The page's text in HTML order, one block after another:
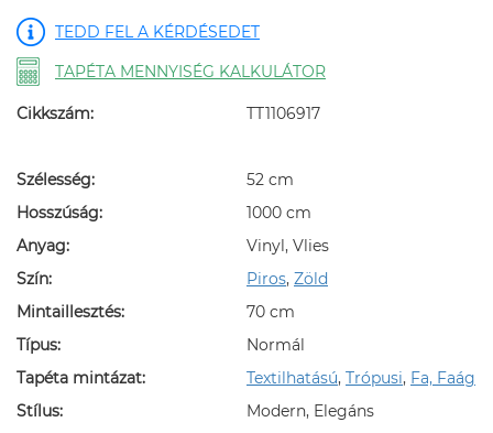
TEDD FEL A KÉRDÉSEDET
TAPÉTA MENNYISÉG KALKULÁTOR
Cikkszám: TT1106917
Szélesség:
52 cm
Hosszúság:
1000 cm
Anyag:
Vinyl, Vlies
Szín:
Piros, Zöld
Mintaillesztés:
70 cm
Típus:
Normál
Tapéta mintázat:
Textilhatású, Trópusi, Fa, Faág
Stílus:
Modern, Elegáns